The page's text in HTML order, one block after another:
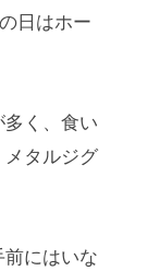
日はホー
く、食い
メタルジグ
にはいな